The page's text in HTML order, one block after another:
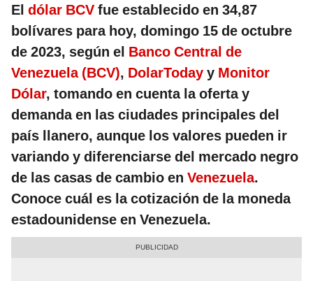
El dólar BCV fue establecido en 34,87
bolívares para hoy, domingo 15 de octubre
de 2023, según el Banco Central de
Venezuela (BCV), DolarToday y Monitor
Dólar, tomando en cuenta la oferta y
demanda en las ciudades principales del
país llanero, aunque los valores pueden ir
variando y diferenciarse del mercado negro
de las casas de cambio en Venezuela.
Conoce cuál es la cotización de la moneda
estadounidense en Venezuela.